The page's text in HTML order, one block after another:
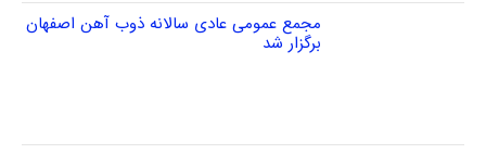
مجمع عمومی عادی سالانه ذوب آهن اصفهان
برگزار شد